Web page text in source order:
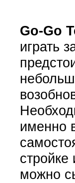
Go-Go
играть
именно
стройке
можно